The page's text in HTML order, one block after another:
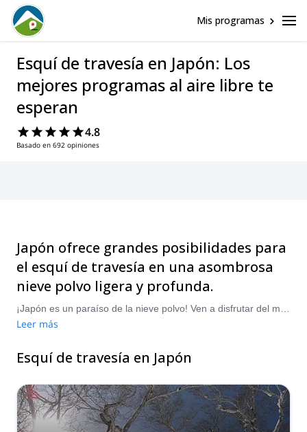
Mis programas
Esquí de travesía en Japón: Los
mejores programas al aire libre te
esperan
4.8
Basado en 692 opiniones
Japón ofrece grandes posibilidades para
el esquí de travesía en una asombrosa
nieve polvo ligera y profunda.
Leer más
Esquí de travesía en Japón